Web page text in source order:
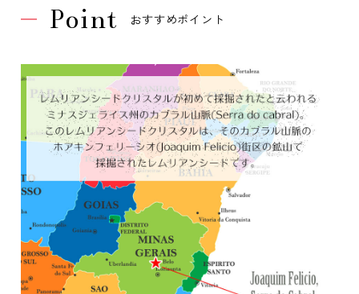
Point おすすめポイント